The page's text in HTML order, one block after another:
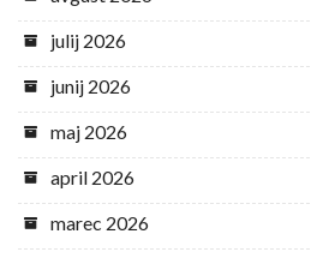
julij 2026
junij 2026
maj 2026
april 2026
marec 2026